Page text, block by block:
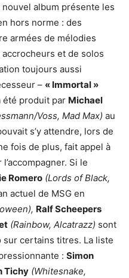
nouvel album présente les
hors norme : des
armées de mélodies
et de solos
toujours aussi
– « Immortal »
été produit par Michael
Voss, Mad Max) au
s’y attendre, lors de
fois de plus, fait appel à
Si le
Romero (Lords of Black,
actuel de MSG en
Ralf Scheepers
(Rainbow, Alcatrazz) sont
certains titres. La liste
: Simon
Tichy (Whitesnake,